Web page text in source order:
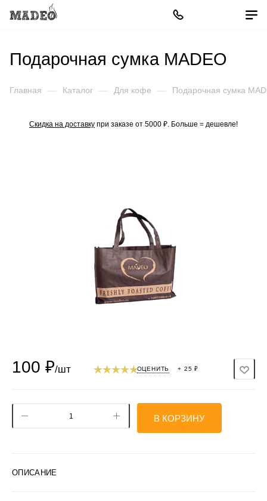
Подарочная сумка MADEO
Главная — Каталог — Для кофе — Подарочная сумка
Скидка на доставку при заказе от 5000 ₽. Больше = дешевле!
100 ₽/шт ОЦЕНИТЬ + 25 ₽
В КОРЗИНУ
ОПИСАНИЕ